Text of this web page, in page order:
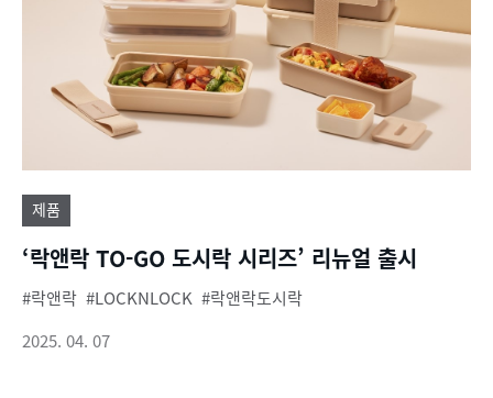
제품
‘락앤락 TO-GO 도시락 시리즈’ 리뉴얼 출시
락앤락 LOCKNLOCK
락앤락도시락
2025. 04. 07